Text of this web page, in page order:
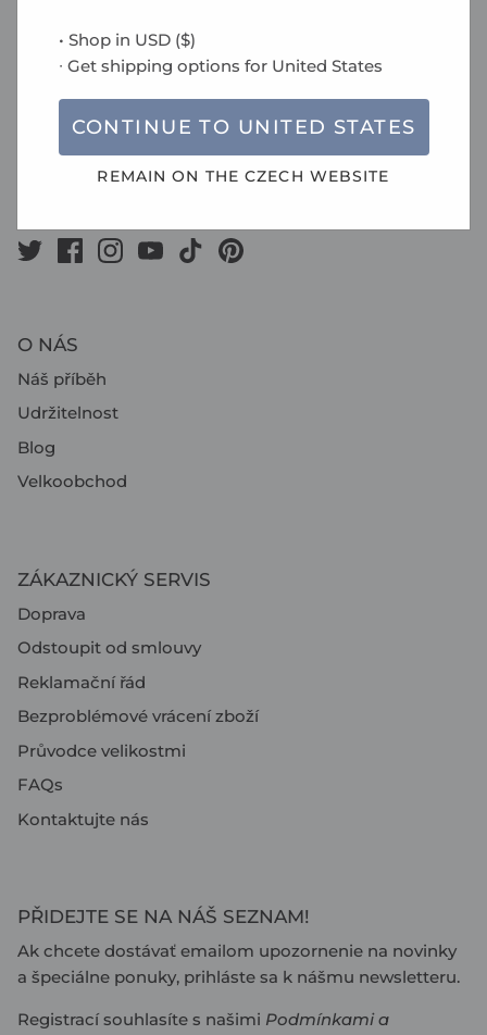
• Shop in USD($)
∙ Get shipping options for United States
CONTINUE TO UNITED STATES
REMAIN ON THECZECH WEBSITE
oficiální zástupce pro ČR
Václav Čížek s.r.o.
Do Čertous 2620/1
193 00 Praha 9
Česká republika
O NÁS
Náš příběh
Udržitelnost
Blog
Velkoobchod
ZÁKAZNICKÝ SERVIS
Doprava
Odstoupit od smlouvy
Reklamační řád
Bezproblémové vrácení zboží
Průvodce velikostmi
FAQs
Kontaktujte nás
PŘIDEJTE SE NA NÁŠ SEZNAM!
Ak chcete dostávať emailom upozornenie na novinky
a špeciálne ponuky, prihláste sa k nášmu newsletteru.
Registrací souhlasíte s našimi Podmínkamia